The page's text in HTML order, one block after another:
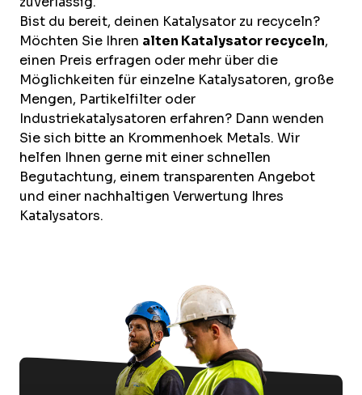
Bist du bereit, deinen Katalysator zu recyceln?
Möchten Sie Ihren alten Katalysator recyceln,
einen Preis erfragen oder mehr über die
Möglichkeiten für einzelne Katalysatoren, große
Mengen, Partikelfilter oder
Industriekatalysatoren erfahren? Dann wenden
Sie sich bitte an Krommenhoek Metals. Wir
helfen Ihnen gerne mit einer schnellen
Begutachtung, einem transparenten Angebot
und einer nachhaltigen Verwertung Ihres
Katalysators.